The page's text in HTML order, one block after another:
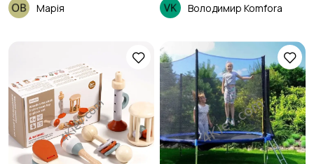
Марія Володимир Komfora